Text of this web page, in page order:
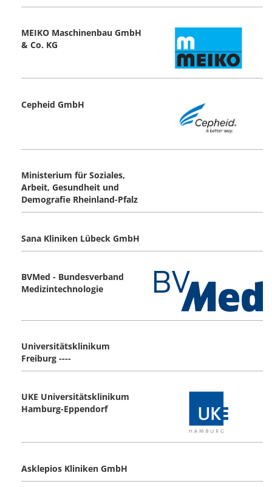
MEIKO Maschinenbau GmbH
& Co. KG
Cepheid GmbH
Ministerium für Soziales,
Arbeit, Gesundheit und
Demografie Rheinland-Pfalz
Sana Kliniken Lübeck GmbH
BVMed - Bundesverband
Medizintechnologie
Universitätsklinikum
Freiburg ----
UKE Universitätsklinikum
Hamburg-Eppendorf
Asklepios Kliniken GmbH